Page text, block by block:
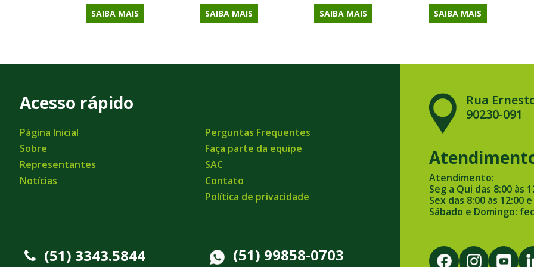
SAIBA MAIS SAIBA MAIS SAIBA MAIS SAIBA MAIS
Acesso rápido
Página Inicial
Sobre
Representantes
Notícias
Perguntas Frequentes
Faça parte da equipe
SAC
Contato
Política de privacidade
(51) 3343.5844 (51) 99858-0703
Rua
90230-091
Atendimento:
Seg a Qui das 8:00 às
Sex das 8:00 às 12:00
Sábado e Domingo: